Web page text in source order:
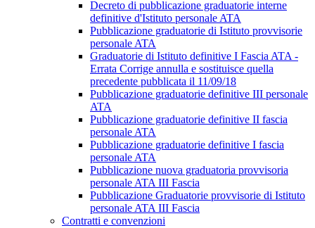
Decreto di pubblicazione graduatorie interne
definitive d'Istituto personale ATA
Pubblicazione graduatorie di Istituto provvisorie
personale ATA
Graduatorie di Istituto definitive I Fascia ATA -
Errata Corrige annulla e sostituisce quella
precedente pubblicata il 11/09/18
Pubblicazione graduatorie definitive III personale
ATA
Pubblicazione graduatorie definitive II fascia
personale ATA
Pubblicazione graduatorie definitive I fascia
personale ATA
Pubblicazione nuova graduatoria provvisoria
personale ATA III Fascia
Pubblicazione Graduatorie provvisorie di Istituto
personale ATA III Fascia
Contratti e convenzioni